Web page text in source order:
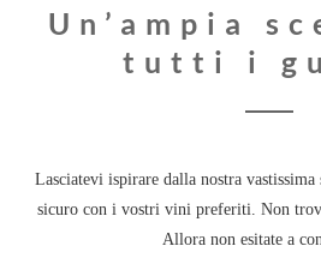
Un’ampia
tutti i
Lasciatevi ispirare dalla nostra vastissima
sicuro con i vostri vini preferiti. Non
Allora non esitate a